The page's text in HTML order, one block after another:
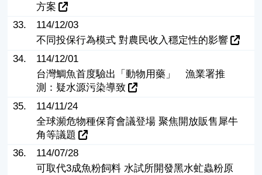
方案
33.
114/12/03
不同投保行為模式 對農民收入穩定性的影響
34.
114/12/01
台灣鯛魚首度驗出「動物用藥」 漁業署推
測：疑水源污染導致
35.
114/11/24
全球瀕危物種保育會議登場 聚焦開放販售犀牛
角等議題
36.
114/07/28
可取代3成魚粉飼料 水試所開發黑水虻蟲粉原